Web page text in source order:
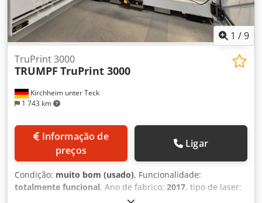
1 /9
Kirchheim unter Teck
1 743 km
TruPrint 3000
TRUMPF TruPrint 3000
preços
Ligar
Condição: muito bom (usado), Funcionalidade:
totalmente funcional, Ano de fabrico: 2017, tipo de laser:
, horas de laser:9 000 h